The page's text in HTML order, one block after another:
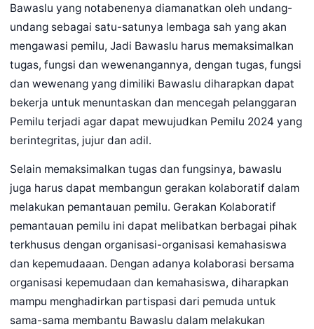
Bawaslu yang notabenenya diamanatkan oleh undang-
undang sebagai satu-satunya lembaga sah yang akan
mengawasi pemilu, Jadi Bawaslu harus memaksimalkan
tugas, fungsi dan wewenangannya, dengan tugas, fungsi
dan wewenang yang dimiliki Bawaslu diharapkan dapat
bekerja untuk menuntaskan dan mencegah pelanggaran
Pemilu terjadi agar dapat mewujudkan Pemilu 2024 yang
berintegritas, jujur dan adil.
Selain memaksimalkan tugas dan fungsinya, bawaslu
juga harus dapat membangun gerakan kolaboratif dalam
melakukan pemantauan pemilu. Gerakan Kolaboratif
pemantauan pemilu ini dapat melibatkan berbagai pihak
terkhusus dengan organisasi-organisasi kemahasiswa
dan kepemudaaan. Dengan adanya kolaborasi bersama
organisasi kepemudaan dan kemahasiswa, diharapkan
mampu menghadirkan partispasi dari pemuda untuk
sama-sama membantu Bawaslu dalam melakukan